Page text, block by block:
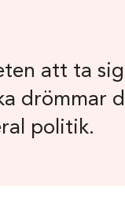
att ta
drömmar
politik.